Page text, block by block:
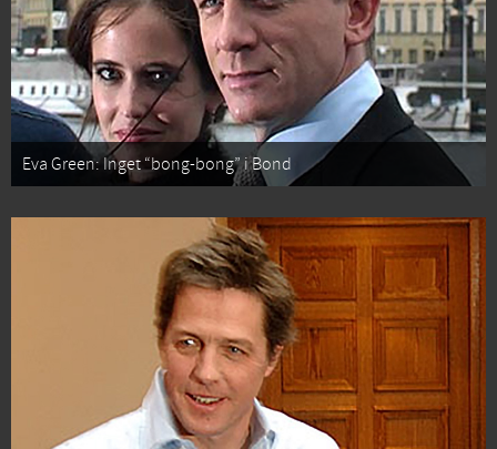
Eva Green: Inget “bong-bong” i Bond